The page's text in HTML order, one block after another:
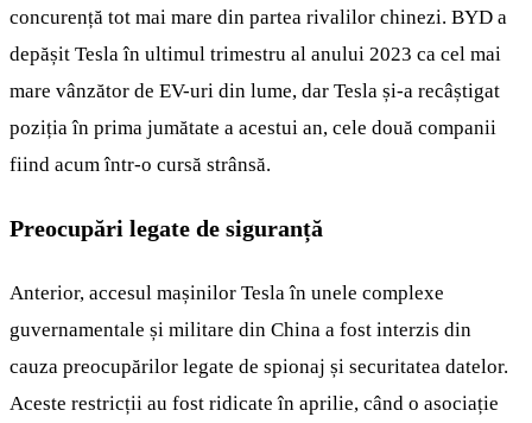
concurență tot mai mare din partea rivalilor chinezi. BYD a
depășit Tesla în ultimul trimestru al anului 2023 ca cel mai
mare vânzător de EV-uri din lume, dar Tesla și-a recâștigat
poziția în prima jumătate a acestui an, cele două companii
fiind acum într-o cursă strânsă.
Preocupări legate de siguranță
Anterior, accesul mașinilor Tesla în unele complexe
guvernamentale și militare din China a fost interzis din
cauza preocupărilor legate de spionaj și securitatea datelor.
Aceste restricții au fost ridicate în aprilie, când o asociație